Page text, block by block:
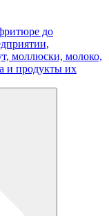
до
моллюски, молоко,
и продукты их